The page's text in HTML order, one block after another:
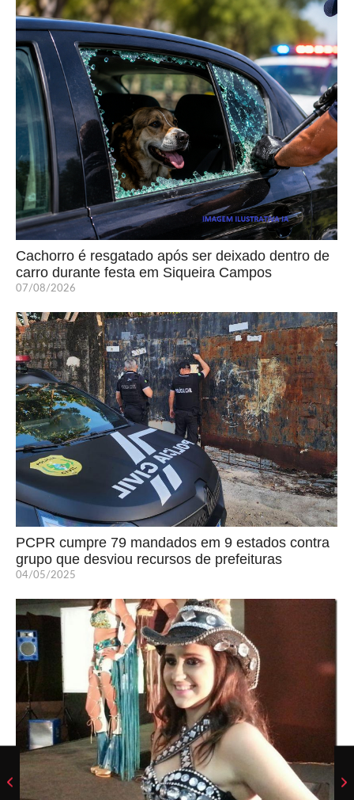
Cachorro é resgatado após ser deixado dentro de
carro durante festa em Siqueira Campos
07/08/2026
PCPR cumpre 79 mandados em 9 estados contra
grupo que desviou recursos de prefeituras
04/05/2025